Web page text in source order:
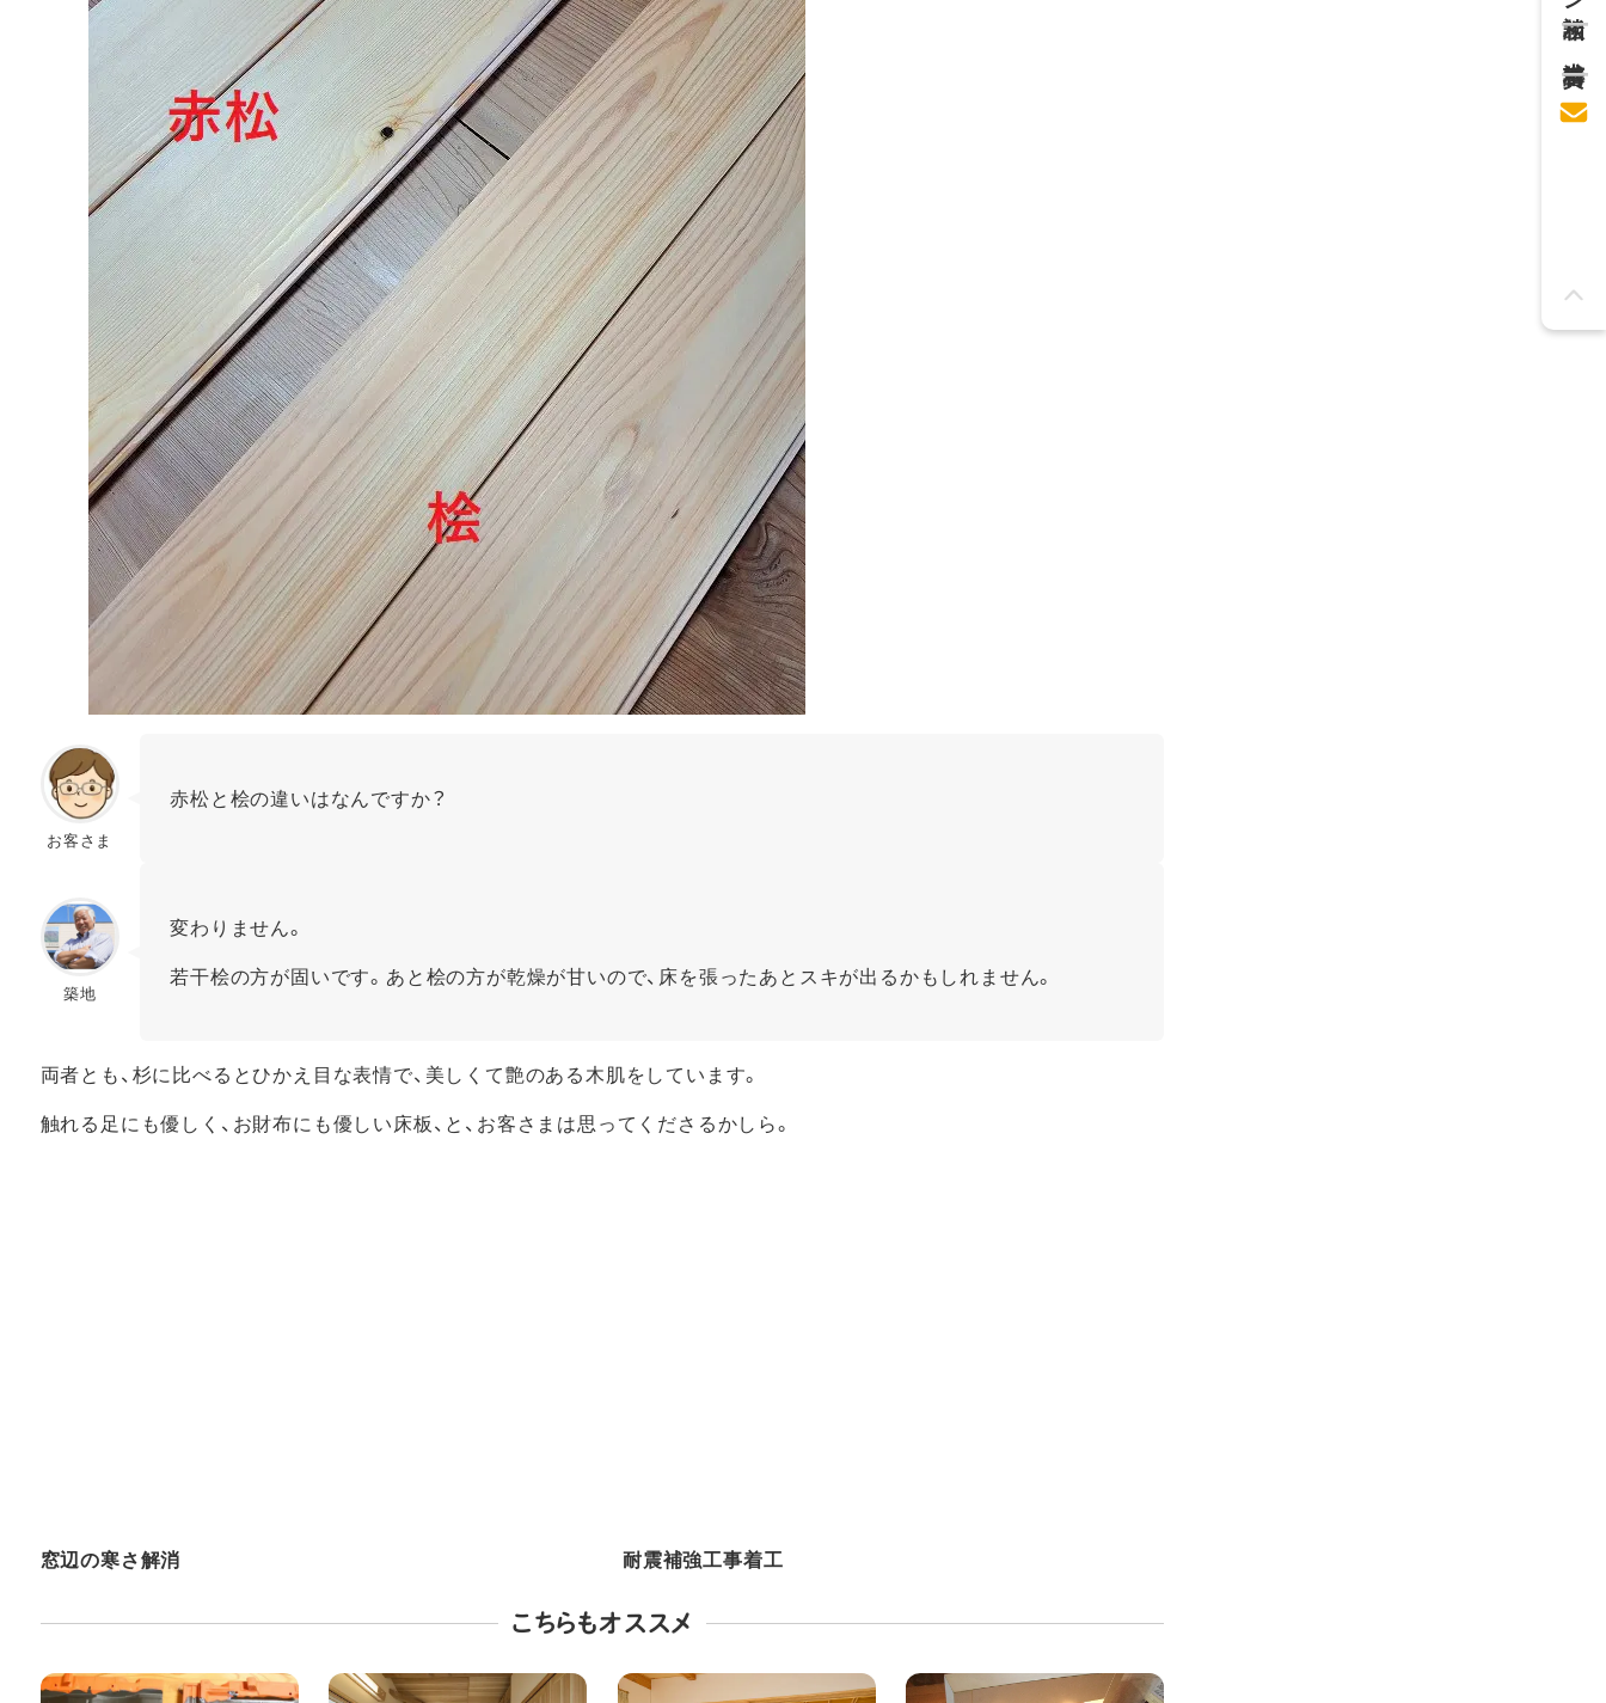
お客さま
赤松と桧の違いはなんですか？
築地
変わりません。
若干桧の方が固いです。あと桧の方が乾燥が甘いので、床を張ったあとスキが出るかもしれません。
両者とも、杉に比べるとひかえ目な表情で、美しくて艶のある木肌をしています。
触れる足にも優しく、お財布にも優しい床板、と、お客さまは思ってくださるかしら。
窓辺の寒さ解消 耐震補強工事着工
こちらもオススメ